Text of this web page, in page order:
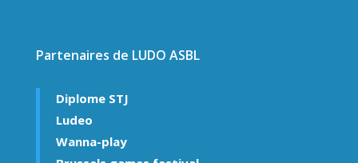
Partenaires de LUDO ASBL
Diplome STJ
Ludeo
Wanna-play